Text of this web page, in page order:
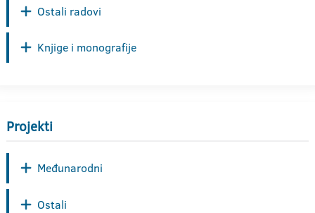
Ostali radovi
Knjige i monografije
Projekti
Međunarodni
Ostali